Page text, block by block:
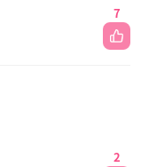
7
2